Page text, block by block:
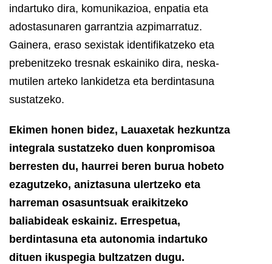
indartuko dira, komunikazioa, enpatia eta
adostasunaren garrantzia azpimarratuz.
Gainera, eraso sexistak identifikatzeko eta
prebenitzeko tresnak eskainiko dira, neska-
mutilen arteko lankidetza eta berdintasuna
sustatzeko.
Ekimen honen bidez, Lauaxetak hezkuntza
integrala sustatzeko duen konpromisoa
berresten du, haurrei beren burua hobeto
ezagutzeko, aniztasuna ulertzeko eta
harreman osasuntsuak eraikitzeko
baliabideak eskainiz. Errespetua,
berdintasuna eta autonomia indartuko
dituen ikuspegia bultzatzen dugu.